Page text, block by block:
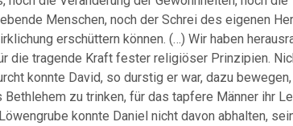
Menschen, noch der Schrei des eigenen
erschüttern können. (…) Wir haben
die tragende Kraft fester religiöser Prinzipien.
konnte David, so durstig er war, dazu
Bethlehem zu trinken, für das tapfere Männer ihr
konnte Daniel nicht davon abhalten,